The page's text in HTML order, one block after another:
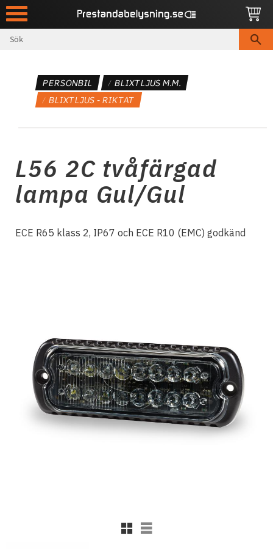
Meny
PERSONBIL
BLIXTLJUS M.M.
BLIXTLJUS - RIKTAT
L56 2C tvåfärgad
lampa Gul/Gul
ECE R65 klass 2, IP67 och ECE R10 (EMC) godkänd
Rutnätsvy
Listvy